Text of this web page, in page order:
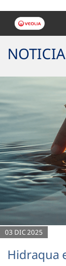
03 DIC 2025
Hidraqua